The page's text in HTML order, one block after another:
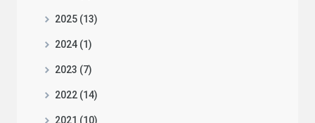
2025 (13)
2024 (1)
2023 (7)
2022 (14)
2021 (10)